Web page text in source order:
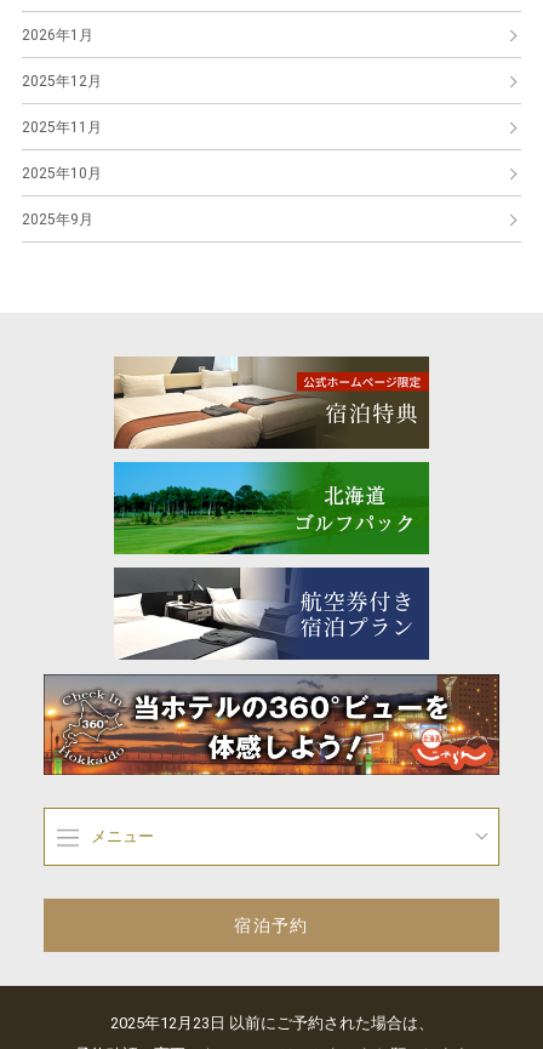
2026年1月
2025年12月
2025年11月
2025年10月
2025年9月
メニュー
宿泊予約
2025年12月23日 以前にご予約された場合は、